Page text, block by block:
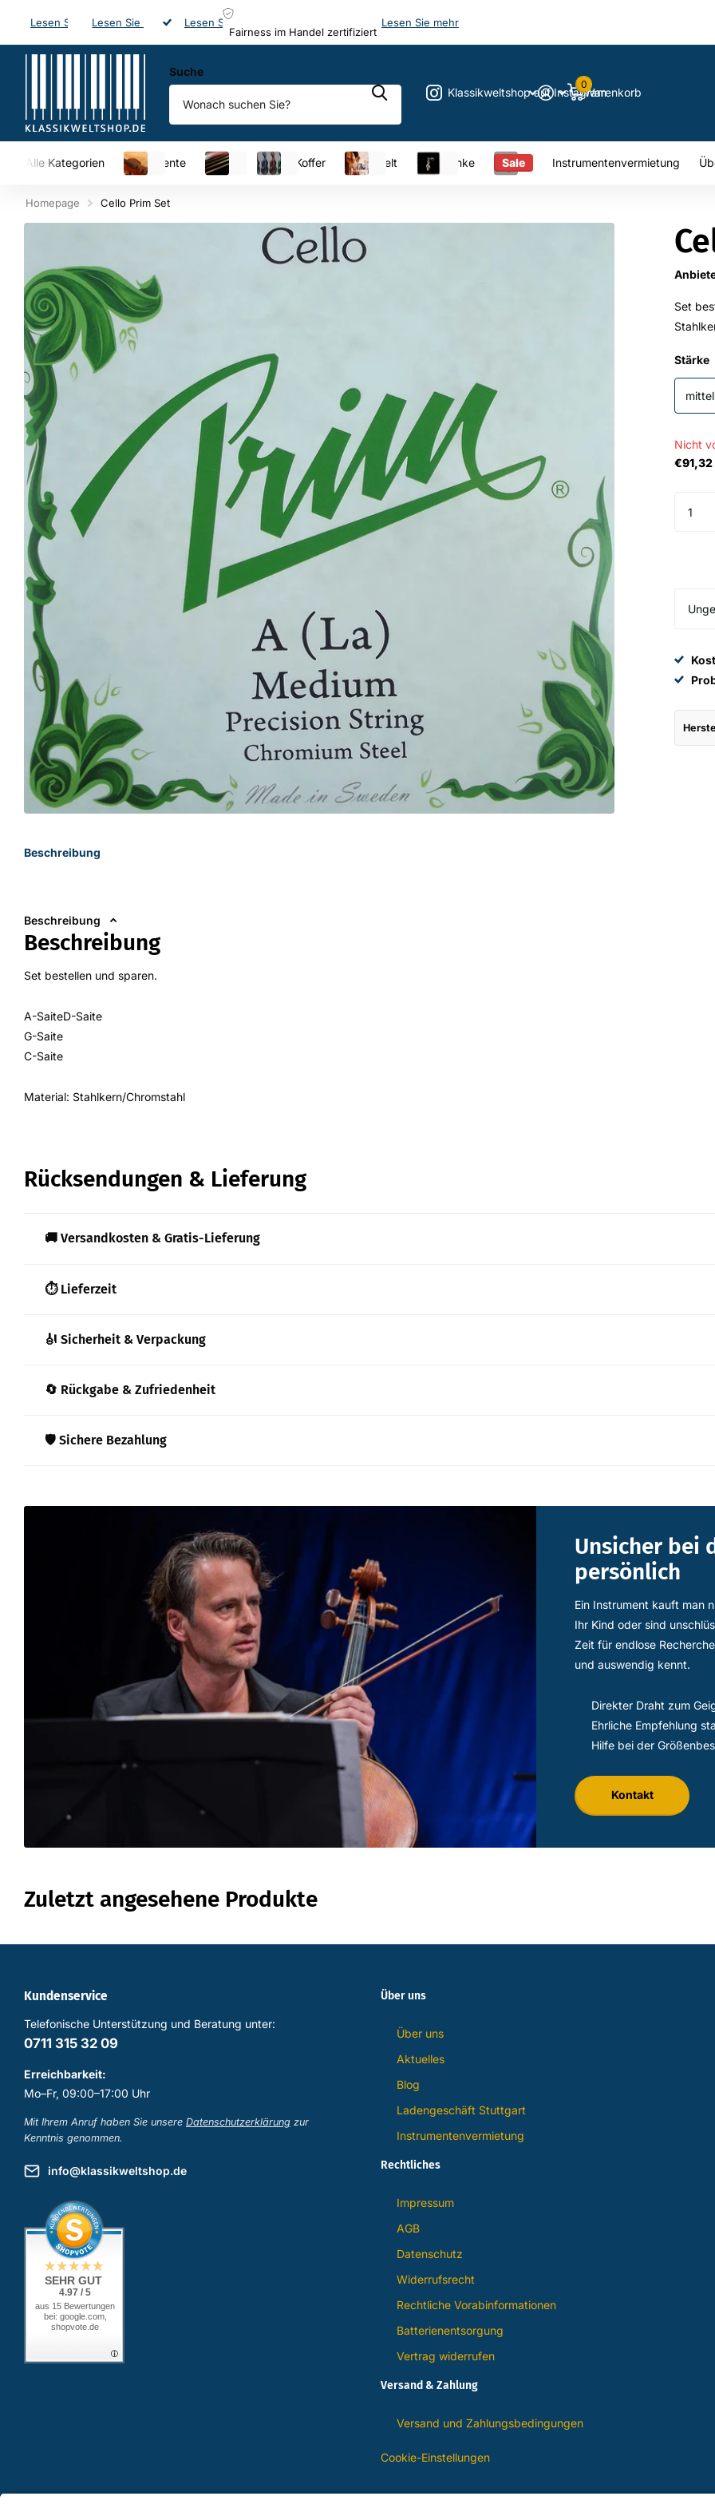
Schneller Versand
Lesen Sie mehr
Fairness im Handel zertifiziert
Lesen Sie mehr 20 Jahre Expertise!
Lesen Sie mehr
20 Jahre
Lesen Sie mehr
20 JahreExpertise!
20 Jahre
Suche
Klassikweltshop auf InstagramWarenkorb
0
Alle Kategorien Instrumente Saiten Etuis & Koffer Musikwelt Geschenke Sale Instrumentenvermietung
Homepage Cello Prim Set
Beschreibung
Beschreibung
Beschreibung
Set bestellen und sparen.
A-SaiteD-Saite
G-Saite
C-Saite
Material: Stahlkern/Chromstahl
Set
Stärke
mittel
Nicht
€91,32
Rücksendungen & Lieferung
🚚 Versandkosten & Gratis-Lieferung
⏱️ Lieferzeit
🎻 Sicherheit & Verpackung
🔄 Rückgabe & Zufriedenheit
🛡️ Sichere Bezahlung
Unsicher bei
persönlich
Ein Instrument kauft man
Ihr Kind oder sind
Zeit für endlose
und auswendig kennt.
Direkter Draht zum
Ehrliche Empfehlung
Hilfe bei der
Kontakt
Zuletzt angesehene Produkte
Kundenservice
Telefonische Unterstützung und Beratung unter:
0711 315 32 09
Erreichbarkeit:
Mo–Fr, 09:00–17:00 Uhr
Mit Ihrem Anruf haben Sie unsere Datenschutzerklärung zur
Kenntnis genommen.
info@klassikweltshop.de
SEHR GUT
4.97 / 5
aus 15 Bewertungen
bei: google.com,
shopvote.de
Über uns
Über uns
Aktuelles
Blog
Ladengeschäft Stuttgart
Instrumentenvermietung
Rechtliches
Impressum
AGB
Datenschutz
Widerrufsrecht
Rechtliche Vorabinformationen
Batterienentsorgung
Vertrag widerrufen
Versand & Zahlung
Versand und Zahlungsbedingungen
Cookie-Einstellungen